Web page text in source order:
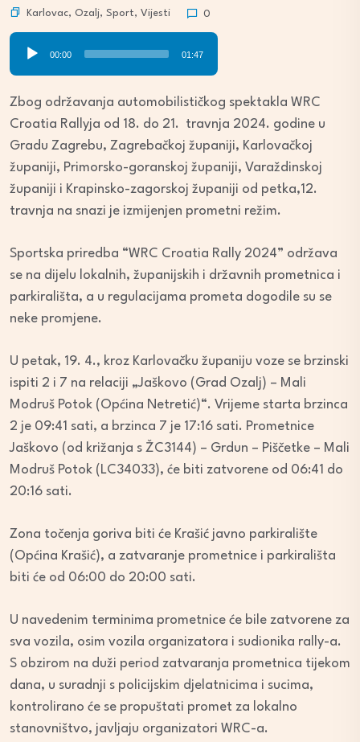
Karlovac, Ozalj, Sport, Vijesti 0
Audio
Player
00:00 01:47
Zbog održavanja automobilističkog spektakla WRC
Croatia Rallyja od 18. do 21. travnja 2024. godine u
Gradu Zagrebu, Zagrebačkoj županiji, Karlovačkoj
županiji, Primorsko-goranskoj županiji, Varaždinskoj
županiji i Krapinsko-zagorskoj županiji od petka,12.
travnja na snazi je izmijenjen prometni režim.
Sportska priredba “WRC Croatia Rally 2024” održava
se na dijelu lokalnih, županijskih i državnih prometnica i
parkirališta, a u regulacijama prometa dogodile su se
neke promjene.
U petak, 19. 4., kroz Karlovačku županiju voze se brzinski
ispiti 2 i 7 na relaciji „Jaškovo (Grad Ozalj) – Mali
Modruš Potok (Općina Netretić)“. Vrijeme starta brzinca
2 je 09:41 sati, a brzinca 7 je 17:16 sati. Prometnice
Jaškovo (od križanja s ŽC3144) – Grdun – Piščetke – Mali
Modruš Potok (LC34033), će biti zatvorene od 06:41 do
20:16 sati.
Zona točenja goriva biti će Krašić javno parkiralište
(Općina Krašić), a zatvaranje prometnice i parkirališta
biti će od 06:00 do 20:00 sati.
U navedenim terminima prometnice će bile zatvorene za
sva vozila, osim vozila organizatora i sudionika rally-a.
S obzirom na duži period zatvaranja prometnica tijekom
dana, u suradnji s policijskim djelatnicima i sucima,
kontrolirano će se propuštati promet za lokalno
stanovništvo, javljaju organizatori WRC-a.